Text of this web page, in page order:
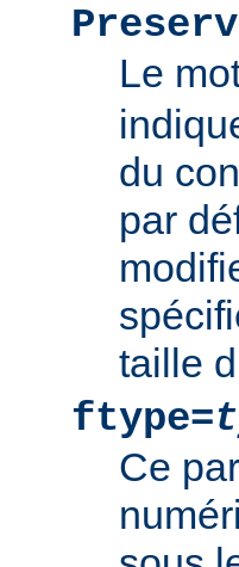
Le
du
par
taille
ftype=
Ce